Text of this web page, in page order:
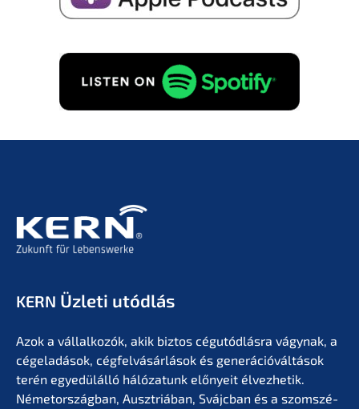
KERN Üzleti utódlás
Azok a vállal­ko­zók, akik biztos cégutód­lás­ra vágynak, a
cégela­dá­sok, cégfel­vá­sár­lá­sok és generá­ció­vál­tá­sok
terén egyedülál­ló hálóza­tunk előny­eit élvez­he­tik.
Németor­szág­ban, Ausztriá­ban, Svájc­ban és a szomszé­